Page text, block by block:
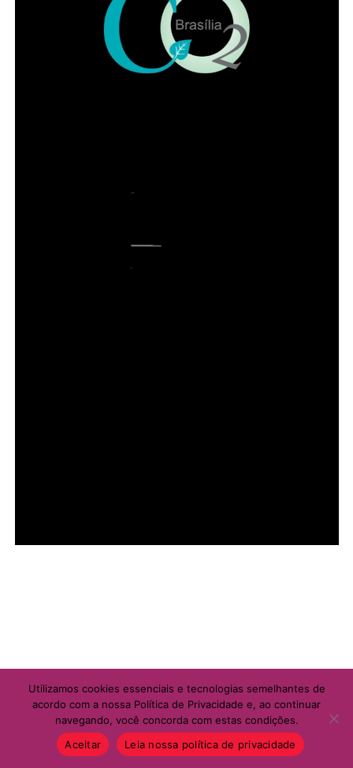
Utilizamos cookies essenciais e tecnologias semelhantes de
acordo com a nossa Política de Privacidade e, ao continuar
navegando, você concorda com estas condições.
Aceitar
Leia nossa política de privacidade